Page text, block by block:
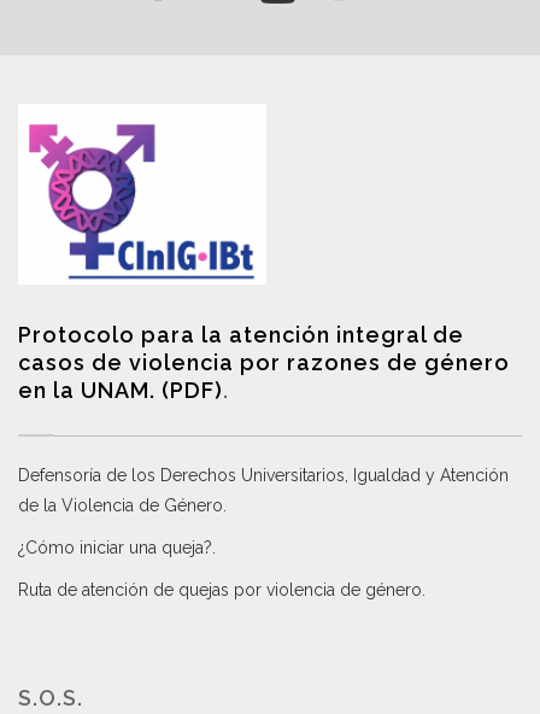
Protocolo para la atención integral de
casos de violencia por razones de género
en la UNAM. (PDF).
Defensoría de los Derechos Universitarios, Igualdad y Atención
de la Violencia de Género
¿Cómo iniciar una queja?
Ruta de atención de quejas por violencia de género
S.O.S.